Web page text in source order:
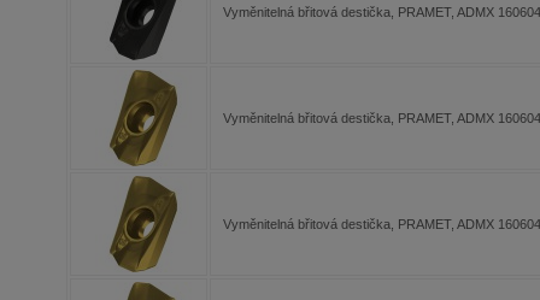
Vyměnitelná břitová destička, PRAMET, ADMX
Vyměnitelná břitová destička, PRAMET, ADMX
Vyměnitelná břitová destička, PRAMET, ADMX